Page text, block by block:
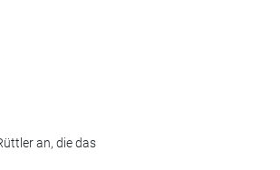
an, die das